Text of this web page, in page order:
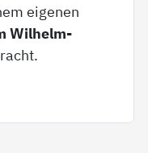
eigenen
Wilhelm-